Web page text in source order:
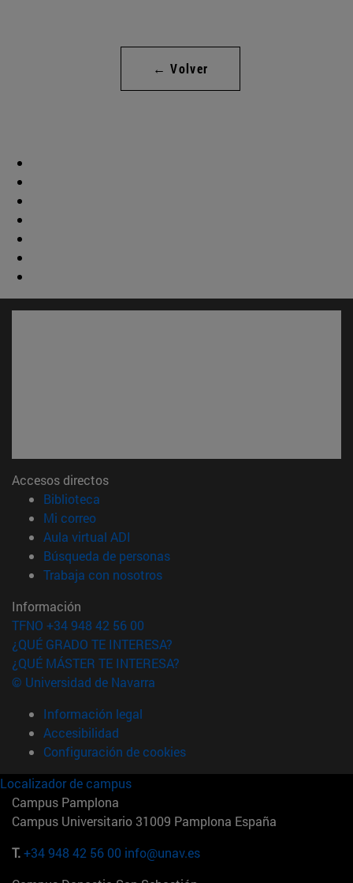
← Volver
Accesos directos
Biblioteca
Mi correo(abre en nueva ventana)
Aula virtual ADI
Búsqueda de personas(abre en nueva ventana)
Trabaja con nosotros(abre en nueva ventana)
Información
TFNO +34 948 42 56 00
¿QUÉ GRADO TE INTERESA?
¿QUÉ MÁSTER TE INTERESA?
© Universidad de Navarra
Información legal
Accesibilidad
Configuración de cookies
Localizador de campus
Campus Pamplona
Campus Universitario 31009 Pamplona España
T.+34 948 42 56 00 info@unav.es